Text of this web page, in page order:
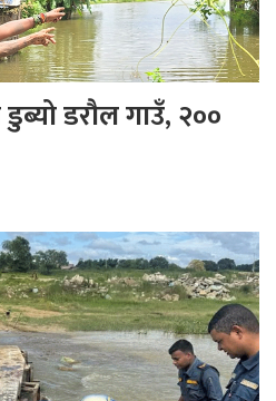
डरौल गाउँ, २००